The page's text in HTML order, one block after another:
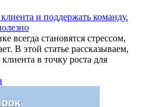
и поддержать команду.
всегда становятся стрессом,
В этой статье рассказываем,
в точку роста для